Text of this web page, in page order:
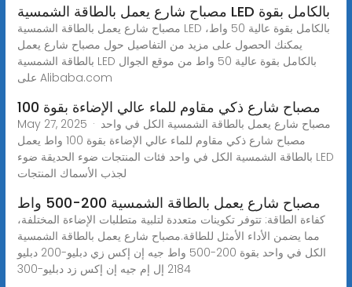
مصباح شارع يعمل بالطاقة الشمسية LED بالكامل بقوة
مصباح شارع يعمل بالطاقة الشمسية LED بالكامل بقوة عالية 50 واط،
يمكنك الحصول على مزيد من التفاصيل حول مصباح شارع يعمل
بالطاقة الشمسية LED بالكامل بقوة عالية 50 واط من موقع الجوال
على Alibaba.com
مصباح شارع ذكي مقاوم للماء عالي الإضاءة بقوة 100
May 27, 2025 · مصباح شارع يعمل بالطاقة الشمسية الكل في واحد
مصباح شارع ذكي مقاوم للماء عالي الإضاءة بقوة 100 واط يعمل
بالطاقة الشمسية الكل في واحد فئات المنتجات ضوء الحديقة ضوء LED
لجذب الأسماك المنتجات
مصباح شارع يعمل بالطاقة الشمسية 200-500 واط
كفاءة الطاقة: تتوفر تكوينات متعددة لتلبية متطلبات الإضاءة المختلفة،
مما يضمن الأداء الأمثل للطاقة.مصباح شارع يعمل بالطاقة الشمسية
الكل في واحد بقوة 200-500 واط جيه إن إكس زي دبليو-200 دبليو
2184 إل إم جيه إن إكس زد دبليو-300